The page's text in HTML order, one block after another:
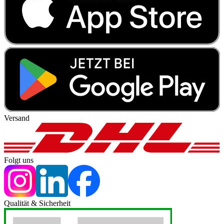
Versand
Folgt uns
Qualität & Sicherheit